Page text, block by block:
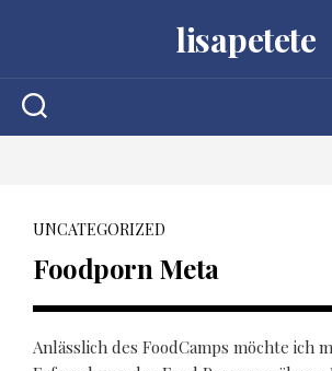
lisapetete
UNCATEGORIZED
Foodporn Meta
Anlässlich des FoodCamps möchte ich